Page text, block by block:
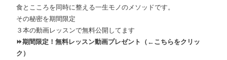
食とこころを同時に整える一生モノのメソッドです。
その秘密を期間限定
３本の動画レッスンで無料公開してます
⏩期間限定！無料レッスン動画プレゼント（ ←こちらをクリッ
ク）